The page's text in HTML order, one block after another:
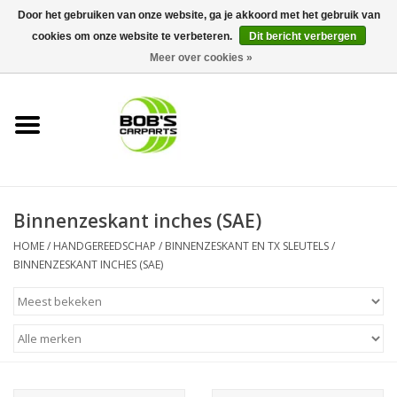
0 Artikelen - €0,00
KS TOOLS
Foam sets
Binnenzeskant inches (SAE)
HOME/ HANDGEREEDSCHAP / BINNENZESKANT EN TX SLEUTELS/
BINNENZESKANT INCHES (SAE)
Door het gebruiken van onze website, ga je akkoord met het gebruik van
cookies om onze website te verbeteren.
Dit bericht verbergen
Meer over cookies »